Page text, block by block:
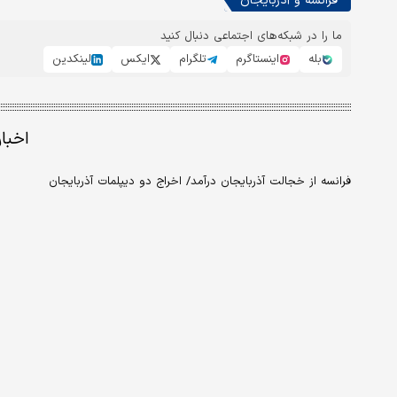
ما را در شبکه‌های اجتماعی دنبال کنید
بله
اینستاگرم تلگرام ایکس لینکدین
فرانسه از خجالت آذربایجان درآمد/ اخراج دو دیپلمات آذربایجان